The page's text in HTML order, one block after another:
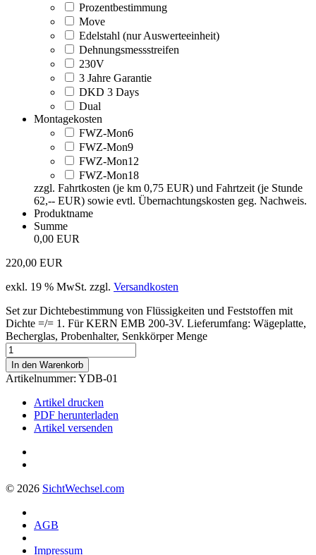
Prozentbestimmung
Move
Edelstahl (nur Auswerteeinheit)
Dehnungsmessstreifen
230V
3 Jahre Garantie
DKD 3 Days
Dual
Montagekosten
FWZ-Mon6
FWZ-Mon9
FWZ-Mon12
FWZ-Mon18
zzgl. Fahrtkosten (je km 0,75 EUR) und Fahrtzeit (je Stunde
62,-- EUR) sowie evtl. Übernachtungskosten geg. Nachweis.
Produktname
Summe
0,00 EUR
220,00 EUR
exkl. 19 % MwSt. zzgl. Versandkosten
Set zur Dichtebestimmung von Flüssigkeiten und Feststoffen mit
Dichte =/= 1. Für KERN EMB 200-3V. Lieferumfang: Wägeplatte,
Becherglas, Probenhalter, Senkkörper Menge
In den Warenkorb
Artikelnummer: YDB-01
Artikel drucken
PDF herunterladen
Artikel versenden
© 2026 SichtWechsel.com
AGB
Impressum